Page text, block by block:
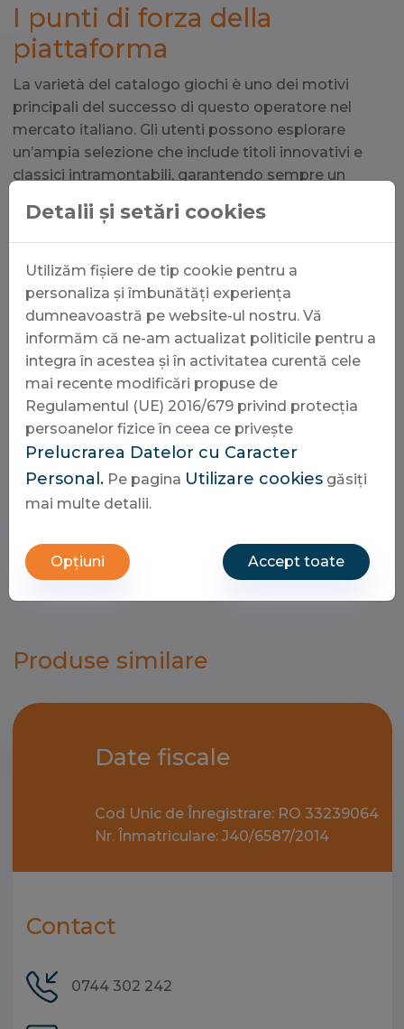
I punti di forza della
piattaforma
La varietà del catalogo giochi è uno dei motivi
principali del successo di questo operatore nel
mercato italiano. Gli utenti possono esplorare
un’ampia selezione che include titoli innovativi e
classici intramontabili, garantendo sempre un
trasparenza operativa è un pilastro fondamentale
che permette di giocare in totale serenità.
Gestire il proprio account e monitorare le
transazioni risulta estremamente intuitivo grazie a
strumenti di navigazione ben progettati. Chiunque
scelga di iscriversi troverà un supporto costante e
promozioni pensate per arricchire l’esperienza di
intrattenimento. La tecnologia moderna permette
a LeoVegas di mantenere standard qualitativi
elevati in ogni circostanza.
Produse similare
Date fiscale
Cod Unic de Înregistrare: RO 33239064
Nr. Înmatriculare: J40/6587/2014
Contact
0744 302 242
Detalii și setări cookies
Utilizăm fișiere de tip cookie pentru a
personaliza și îmbunătăți experiența
dumneavoastră pe website-ul nostru. Vă
informăm că ne-am actualizat politicile pentru a
integra în acestea și în activitatea curentă cele
mai recente modificări propuse de
Regulamentul (UE) 2016/679 privind protecția
persoanelor fizice în ceea ce privește
Prelucrarea Datelor cu Caracter
Personal. Pe pagina Utilizare cookies găsiți
mai multe detalii.
Opțiuni Accept toate